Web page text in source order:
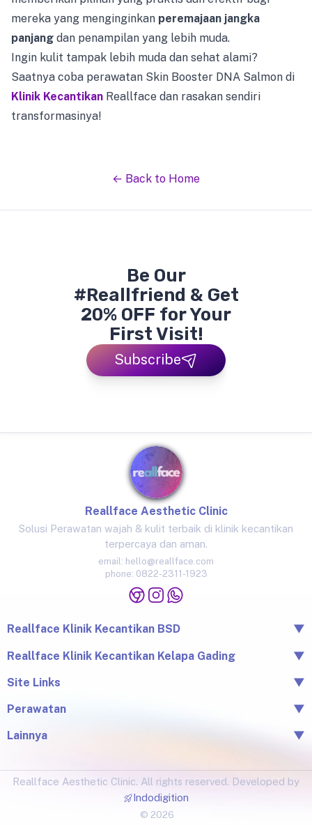
mereka yang menginginkan peremajaan jangka
panjang dan penampilan yang lebih muda.
Ingin kulit tampak lebih muda dan sehat alami?
Saatnya coba perawatan Skin Booster DNA Salmon di
Klinik Kecantikan Reallface dan rasakan sendiri
transformasinya!
← Back to Home
Be Our
#Reallfriend & Get
20% OFF for Your
First Visit!
Subscribe
Reallface Aesthetic Clinic
Solusi Perawatan wajah & kulit terbaik di klinik kecantikan
terpercaya dan aman.
email: hello@reallface.com
phone: 0822-2311-1923
Reallface Klinik Kecantikan BSD
▼
Banten 15345
0822-2311-1923
Reallface Klinik Kecantikan Kelapa Gading
▼
Gading, Jkt Utara, Daerah Khusus Ibukota Jakarta 14240
0813-1581-1448
Site Links
▼
Beranda
Perawatan
Price List
Perawatan
▼
Juvelook
Facial & LHALA Peel
Ultraformer III
Botox, Filler, Thread Lift
Lainnya
▼
Lokasi
Testimonial
Reallface Aesthetic Clinic. All rights reserved. Developed by
Indodigition
© 2026